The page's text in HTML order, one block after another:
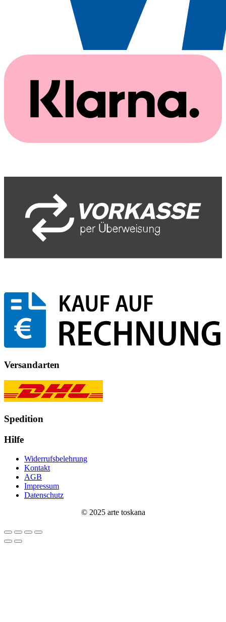
Versandarten
Spedition
Hilfe
Widerrufsbelehrung
Kontakt
AGB
Impressum
Datenschutz
© 2025 arte toskana